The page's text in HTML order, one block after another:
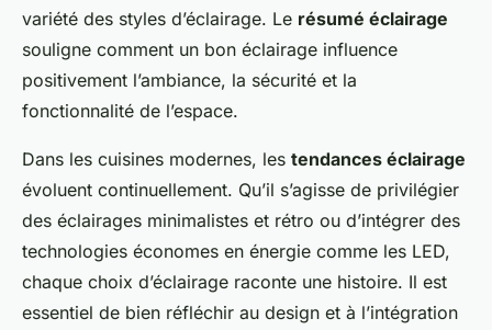
variété des styles d’éclairage. Le résumé éclairage
souligne comment un bon éclairage influence
positivement l’ambiance, la sécurité et la
fonctionnalité de l’espace.
Dans les cuisines modernes, les tendances éclairage
évoluent continuellement. Qu’il s’agisse de privilégier
des éclairages minimalistes et rétro ou d’intégrer des
technologies économes en énergie comme les LED,
chaque choix d’éclairage raconte une histoire. Il est
essentiel de bien réfléchir au design et à l’intégration